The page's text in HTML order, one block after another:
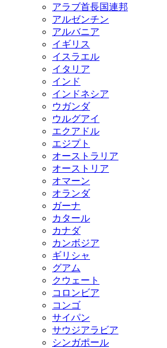
アラブ首長国連邦
アルゼンチン
アルバニア
イギリス
イスラエル
イタリア
インド
インドネシア
ウガンダ
ウルグアイ
エクアドル
エジプト
オーストラリア
オーストリア
オマーン
オランダ
ガーナ
カタール
カナダ
カンボジア
ギリシャ
グアム
クウェート
コロンビア
コンゴ
サイパン
サウジアラビア
シンガポール